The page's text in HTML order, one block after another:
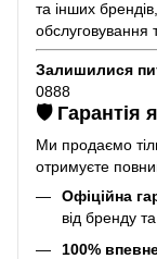
та інших
обслуговування
Залишилися
0888
🛡️ Гарантія
Ми продаємо
отримуєте
Офіційна
від бренду
100%